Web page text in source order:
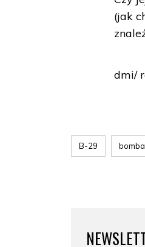
(jak
dmi/
B-29